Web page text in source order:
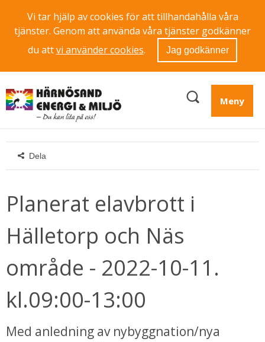
Vi tar hjälp av cookies för att tillhandahålla våra
tjänster. Genom att använda våra tjänster godkänner
du attvi använder cookies. Jag godkänner
Meny
Dela
Planerat elavbrott i
Hälletorp och Näs
område - 2022-10-11.
kl.09:00-13:00
Med anledning av nybyggnation/nya